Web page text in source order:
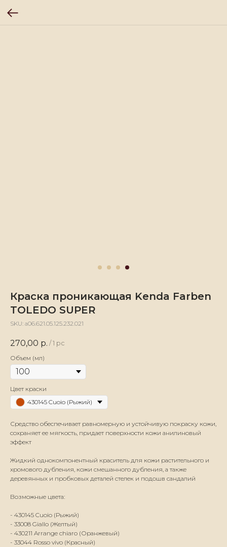
Краска проникающая Kenda Farben
TOLEDO SUPER
SKU: а06.621.05.125.232.021
270,00 р. / 1 pc
Объем (мл)
Цвет краски
430145 Cuoio (Рыжий)
Средство обеспечивает равномерную и устойчивую покраску кожи,
сохраняет ее мягкость, придает поверхности кожи анилиновый
эффект
Жидкий однокомпонентный краситель для кожи растительного и
хромового дубления, кожи смешанного дубления, а также
деревянных и пробковых деталей стелек и подошв сандалий
Возможные цвета:
- 430145 Cuoio (Рыжий)
- 33008 Giallo (Желтый)
- 430211 Arrange chiaro (Оранжевый)
- 33044 Rosso vivo (Красный)